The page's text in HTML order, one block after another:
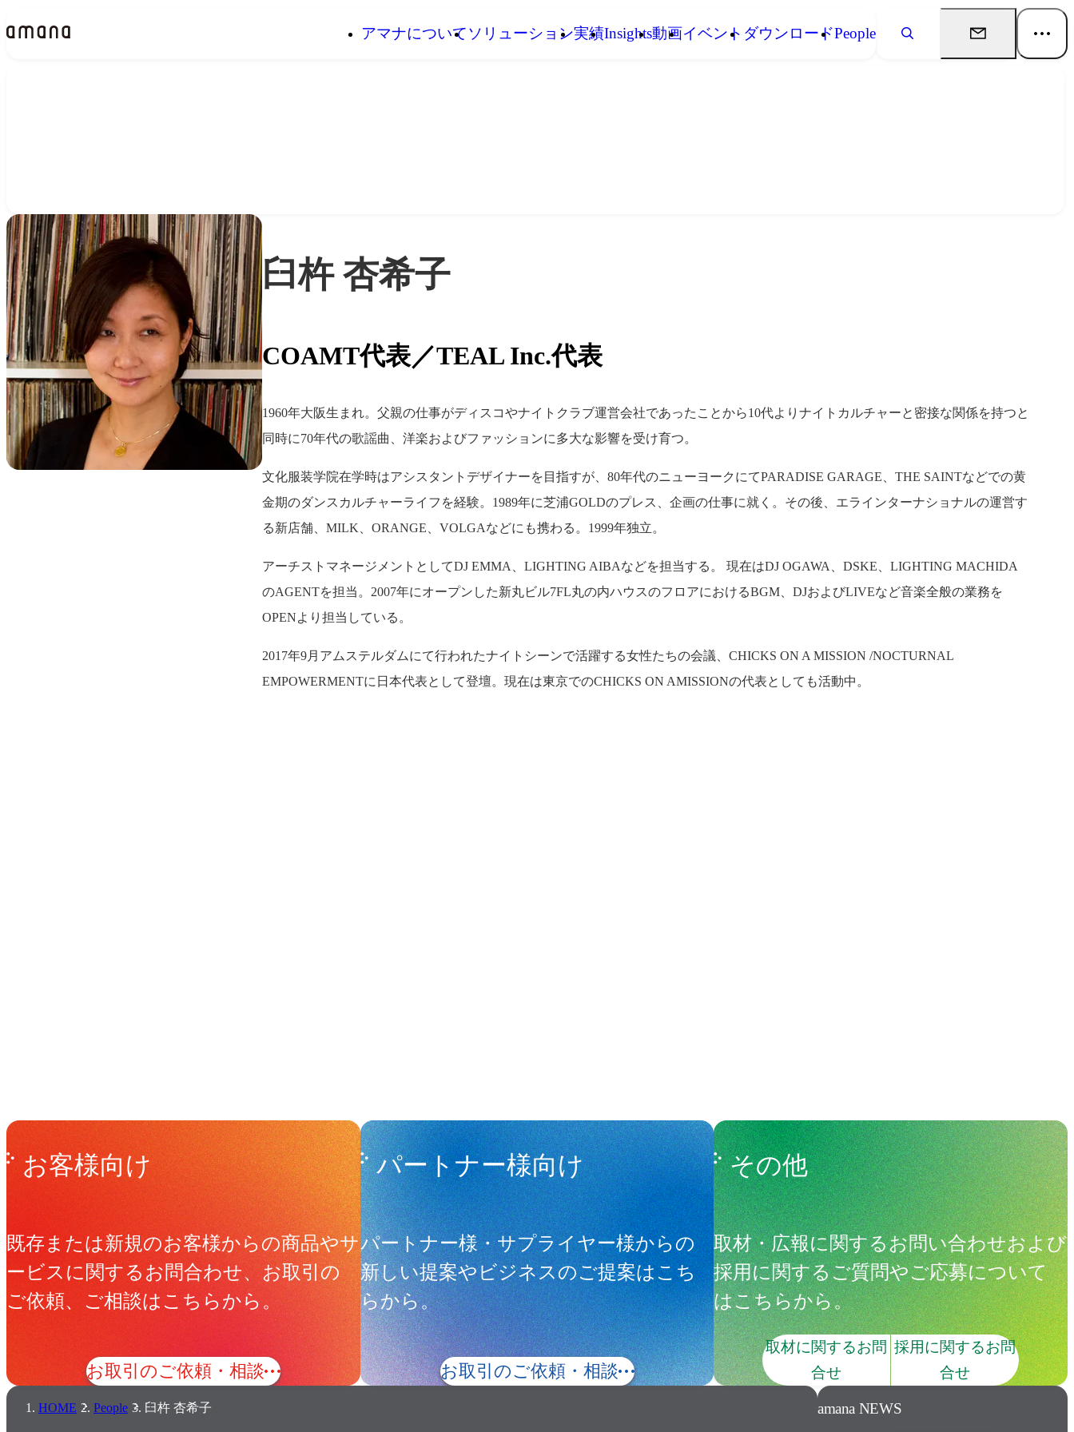
アマナについてソリューション実績Insights動画イベント ダウンロードPeople
臼杵 杏希子
COAMT代表／TEAL Inc.代表
1960年大阪生まれ。父親の仕事がディスコやナイトクラブ運営会社であったことから10代よりナイトカルチャーと密接な関係を持つと
同時に70年代の歌謡曲、洋楽およびファッションに多大な影響を受け育つ。
文化服装学院在学時はアシスタントデザイナーを目指すが、80年代のニューヨークにてPARADISE GARAGE、THE SAINTなどでの⻩
金期のダンスカルチャーライフを経験。1989年に芝浦GOLDのプレス、企画の仕事に就く。その後、エラインターナショナルの運営す
る新店舗、MILK、ORANGE、VOLGAなどにも携わる。1999年独立。
アーチストマネージメントとしてDJ EMMA、LIGHTING AIBAなどを担当する。 現在はDJ OGAWA、DSKE、LIGHTING MACHIDA
のAGENTを担当。2007年にオープンした新丸ビル7FL丸の内ハウスのフロアにおけるBGM、DJおよびLIVEなど音楽全般の業務を
OPENより担当している。
2017年9月アムステルダムにて行われたナイトシーンで活躍する女性たちの会議、CHICKS ON A MISSION /NOCTURNAL
EMPOWERMENTに日本代表として登壇。現在は東京でのCHICKS ON AMISSIONの代表としても活動中。
Get in Touchお問い合わせ
お客様向け
既存または新規のお客様からの商品やサ
ービスに関するお問合わせ、お取引の
ご依頼、ご相談はこちらから。
お取引のご依頼・相談
パートナー様向け
パートナー様・サプライヤー様からの
新しい提案やビジネスのご提案はこち
らから。
お取引のご依頼・相談
その他
取材・広報に関するお問い合わせおよび
採用に関するご質問やご応募について
はこちらから。
取材に関するお問
合せ
採用に関するお問
合せ
HOME People 臼杵 杏希子 amana NEWS